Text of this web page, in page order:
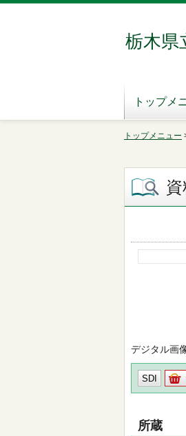
栃木県
トップメ
トップメニュー
デジタル画
SDI
所蔵